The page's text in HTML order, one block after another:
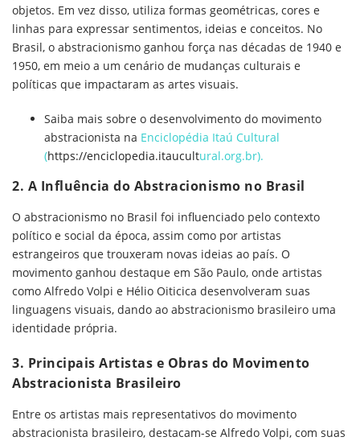
objetos. Em vez disso, utiliza formas geométricas, cores e
linhas para expressar sentimentos, ideias e conceitos. No
Brasil, o abstracionismo ganhou força nas décadas de 1940 e
1950, em meio a um cenário de mudanças culturais e
políticas que impactaram as artes visuais.
Saiba mais sobre o desenvolvimento do movimento
abstracionista na Enciclopédia Itaú Cultural
(https://enciclopedia.itaucultural.org.br).
2. A Influência do Abstracionismo no Brasil
O abstracionismo no Brasil foi influenciado pelo contexto
político e social da época, assim como por artistas
estrangeiros que trouxeram novas ideias ao país. O
movimento ganhou destaque em São Paulo, onde artistas
como Alfredo Volpi e Hélio Oiticica desenvolveram suas
linguagens visuais, dando ao abstracionismo brasileiro uma
identidade própria.
3. Principais Artistas e Obras do Movimento
Abstracionista Brasileiro
Entre os artistas mais representativos do movimento
abstracionista brasileiro, destacam-se Alfredo Volpi, com suas